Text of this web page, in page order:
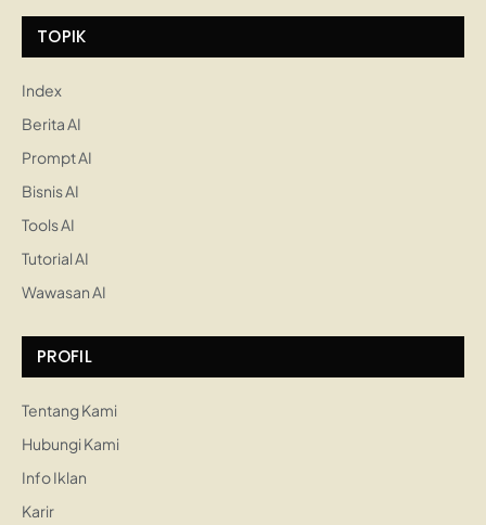
TOPIK
Index
Berita AI
Prompt AI
Bisnis AI
Tools AI
Tutorial AI
Wawasan AI
PROFIL
Tentang Kami
Hubungi Kami
Info Iklan
Karir